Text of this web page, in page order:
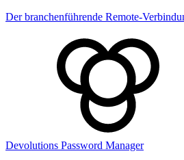
Der branchenführende Remote-
Devolutions Password Manager